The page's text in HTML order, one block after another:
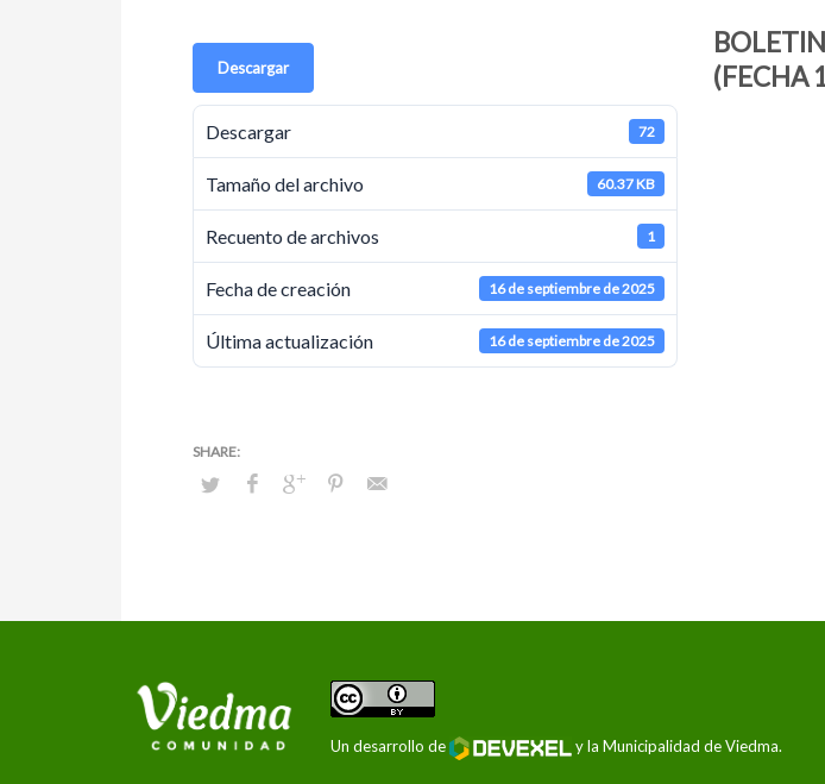
Descargar
Descargar 72
Tamaño del archivo 60.37 KB
Recuento de archivos 1
Fecha de creación 16 de septiembre de 2025
Última actualización 16 de septiembre de 2025
(FECHA
Un desarrollo de y la Municipalidad de Viedma.